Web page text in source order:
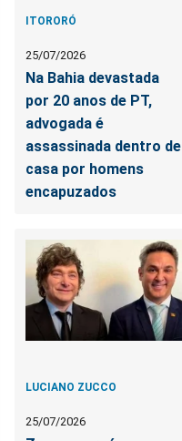
ITORORÓ
25/07/2026
Na Bahia devastada
por 20 anos de PT,
advogada é
assassinada dentro de
casa por homens
encapuzados
LUCIANO ZUCCO
25/07/2026